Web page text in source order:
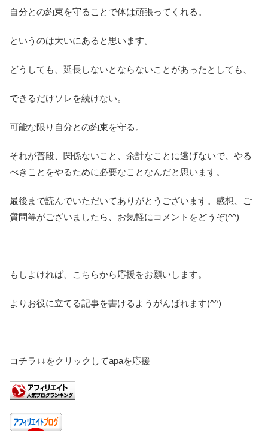
自分との約束を守ることで体は頑張ってくれる。
というのは大いにあると思います。
どうしても、延長しないとならないことがあったとしても、
できるだけソレを続けない。
可能な限り自分との約束を守る。
それが普段、関係ないこと、余計なことに逃げないで、やる
べきことをやるために必要なことなんだと思います。
最後まで読んでいただいてありがとうございます。感想、ご
質問等がございましたら、お気軽にコメントをどうぞ(^^)
もしよければ、こちらから応援をお願いします。
よりお役に立てる記事を書けるようがんばれます(^^)
コチラ↓↓をクリックしてapaを応援